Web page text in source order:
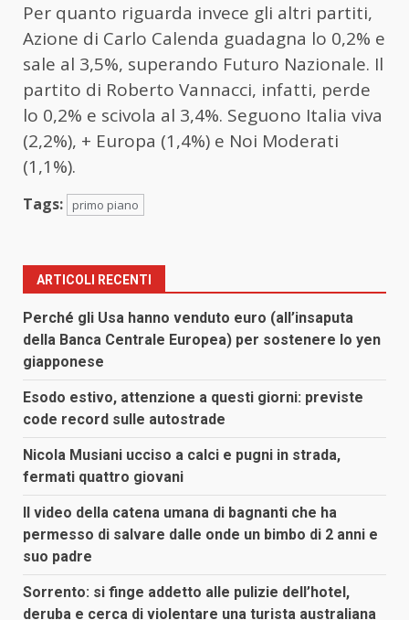
Per quanto riguarda invece gli altri partiti,
Azione di Carlo Calenda guadagna lo 0,2% e
sale al 3,5%, superando Futuro Nazionale. Il
partito di Roberto Vannacci, infatti, perde
lo 0,2% e scivola al 3,4%. Seguono Italia viva
(2,2%), + Europa (1,4%) e Noi Moderati
(1,1%).
Tags: primo piano
ARTICOLI RECENTI
Perché gli Usa hanno venduto euro (all’insaputa
della Banca Centrale Europea) per sostenere lo yen
giapponese
Esodo estivo, attenzione a questi giorni: previste
code record sulle autostrade
Nicola Musiani ucciso a calci e pugni in strada,
fermati quattro giovani
Il video della catena umana di bagnanti che ha
permesso di salvare dalle onde un bimbo di 2 anni e
suo padre
Sorrento: si finge addetto alle pulizie dell’hotel,
deruba e cerca di violentare una turista australiana